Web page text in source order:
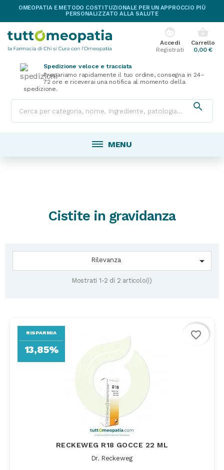
OMEOPATIA E METODO COSTITUZIONALE PER UN APPROCCIO PIÙ
PERSONALIZZATO ALLA SALUTE
shopping_basket
Carrello
0,00 €
face
Accedi
Registrati
Spedizione veloce e tracciata
Prepariamo rapidamente il tuo ordine, consegna in 24–
72 ore e riceverai una notifica al momento della
spedizione.

MENU
Cistite in gravidanza
Rilevanza 
Mostrati 1-2 di 2 articolo(i)
RECKEWEG R18 GOCCE 22 ML
Dr. Reckeweg
RISPARMIA
13,85%
favorite_border